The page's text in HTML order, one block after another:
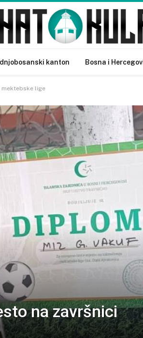
kanton Bosna i
mektebske lige
na završnici